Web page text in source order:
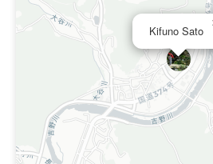
Kifuno Sato